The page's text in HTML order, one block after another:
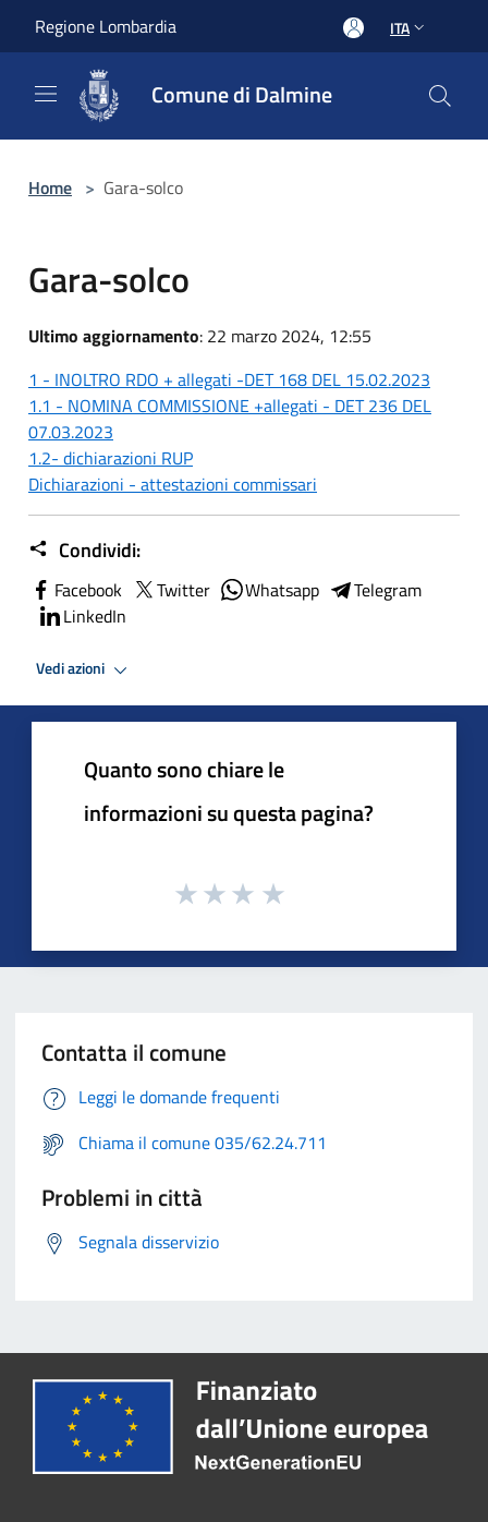
Regione Lombardia ITA
Comune di Dalmine
Home > Gara-solco
Gara-solco
Ultimo aggiornamento: 22 marzo 2024, 12:55
1 - INOLTRO RDO + allegati -DET 168 DEL 15.02.2023
1.1 - NOMINA COMMISSIONE +allegati - DET 236 DEL
07.03.2023
1.2- dichiarazioni RUP
Dichiarazioni - attestazioni commissari
Condividi:
Facebook Twitter Whatsapp
Telegram
LinkedIn
Vedi azioni
Quanto sono chiare le
informazioni su questa pagina?
Contatta il comune
Leggi le domande frequenti
Chiama il comune 035/62.24.711
Problemi in città
Segnala disservizio